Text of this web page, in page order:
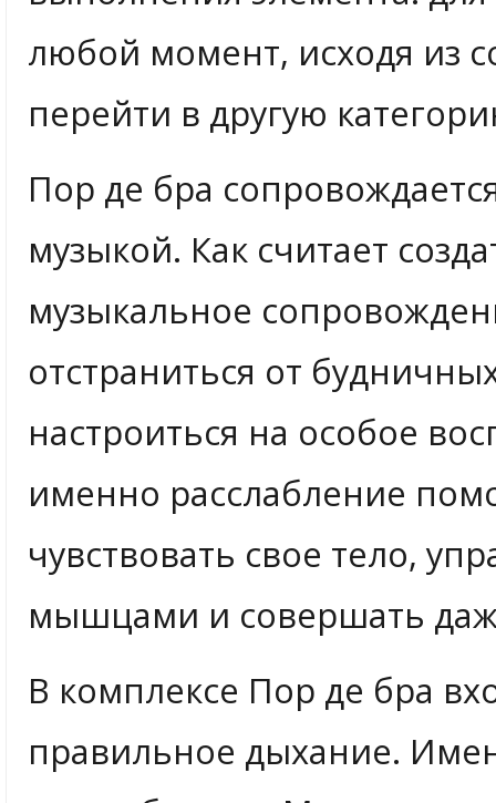
любой момент, исходя из
перейти в другую
Пор де бра
музыкой. Как считает
музыкальное
отстраниться от
настроиться на особое
именно расслабление
чувствовать свое тело,
мышцами и совершать
В комплексе Пор де бра
правильное дыхание.